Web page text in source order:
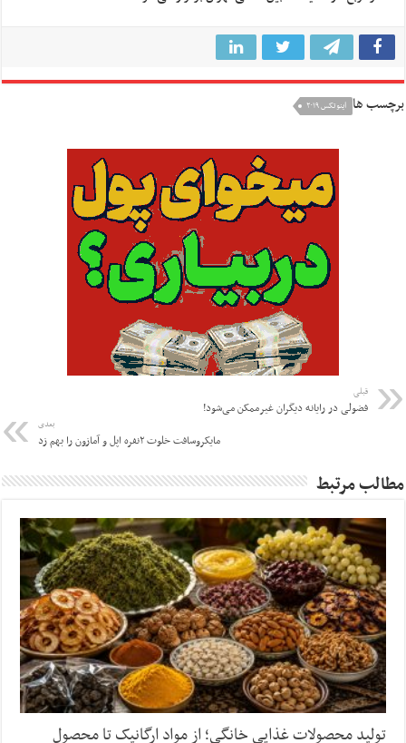
برچسب ها اینوتکس ۲۰۱۹
قبلی
فضولی در رایانه دیگران غیرممکن می‌شود!
بعدی
مایکروسافت خلوت ۲نفره اپل و آمازون را بهم زد
مطالب مرتبط
تولید محصولات غذایی خانگی؛ از مواد ارگانیک تا محصول